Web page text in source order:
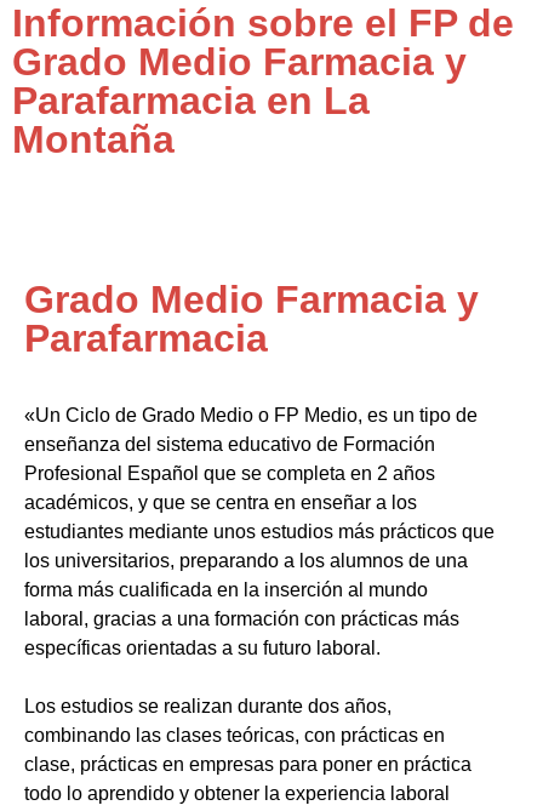
Información sobre el FP de
Grado Medio Farmacia y
Parafarmacia en La
Montaña
Grado Medio Farmacia y
Parafarmacia
«Un Ciclo de Grado Medio o FP Medio, es un tipo de
enseñanza del sistema educativo de Formación
Profesional Español que se completa en 2 años
académicos, y que se centra en enseñar a los
estudiantes mediante unos estudios más prácticos que
los universitarios, preparando a los alumnos de una
forma más cualificada en la inserción al mundo
laboral, gracias a una formación con prácticas más
específicas orientadas a su futuro laboral.
Los estudios se realizan durante dos años,
combinando las clases teóricas, con prácticas en
clase, prácticas en empresas para poner en práctica
todo lo aprendido y obtener la experiencia laboral